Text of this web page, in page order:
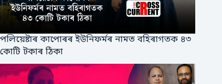
পলিয়েষ্টাৰ কাপোৰৰ ইউনিফর্মৰ নামত বহিৰাগতক ৪৩
কোটি টকাৰ ঠিকা